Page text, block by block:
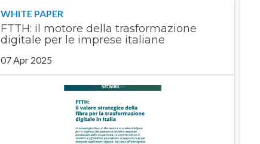
WHITE PAPER
FTTH: il motore della trasformazione
digitale per le imprese italiane
07 Apr 2025